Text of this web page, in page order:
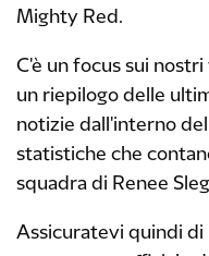
Mighty Red.
C'è un focus sui
un riepilogo delle
notizie dall'interno
statistiche che
squadra di Renee
Assicuratevi quindi di